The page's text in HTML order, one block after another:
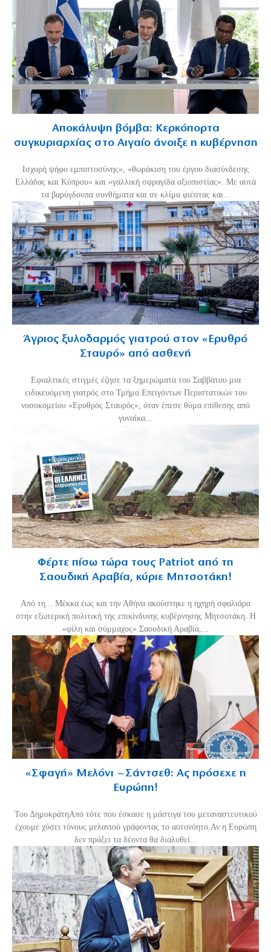
Αποκάλυψη βόμβα: Κερκόπορτα
συγκυριαρχίας στο Αιγαίο άνοιξε η κυβέρνηση
Ισχυρή ψήφο εμπιστοσύνης», «θωράκιση του έργου διασύνδεσης
Ελλάδας και Κύπρου» και «γαλλική σφραγίδα αξιοπιστίας». Με αυτά
τα βαρύγδουπα συνθήματα και σε κλίμα φιέστας και...
Άγριος ξυλοδαρμός γιατρού στον «Ερυθρό
Σταυρό» από ασθενή
Εφιαλτικές στιγμές έζησε τα ξημερώματα του Σαββάτου μια
ειδικευόμενη γιατρός στο Τμήμα Επειγόντων Περιστατικών του
νοσοκομείου «Ερυθρός Σταυρός», όταν έπεσε θύμα επίθεσης από
γυναίκα...
Φέρτε πίσω τώρα τους Patriot από τη
Σαουδική Αραβία, κύριε Μητσοτάκη!
Από τη... Μέκκα έως και την Αθήνα ακούστηκε η ηχηρή σφαλιάρα
στην εξωτερική πολιτική της επικίνδυνης κυβέρνησης Μητσοτάκη. Η
«φίλη και σύμμαχος» Σαουδική Αραβία,...
«Σφαγή» Μελόνι – Σάντσεθ: Ας πρόσεχε η
Ευρώπη!
Του ΔημοκράτηΑπό τότε που έσκασε η μάστιγα του μεταναστευτικού
έχουμε χύσει τόνους μελανιού γράφοντας το αυτονόητο.Αν η Ευρώπη
δεν πράξει τα δέοντα θα διαλυθεί...